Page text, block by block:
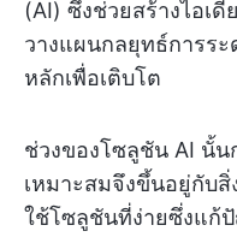
(AI) ซึ่งช่วยสร้างไอเ
วางแผนกลยุทธ์การร
หลักเพื่อเติบโต
ช่วงของโซลูชัน AI นั้น
เหมาะสมจึงขึ้นอยู่กับ
ใช้โซลูชันที่ง่ายซึ่งแก้